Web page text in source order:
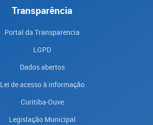
Transparência
Portal da Transparencia
LGPD
Dados abertos
Lei de acesso à informação
Curitiba-Ouve
Legislação Municipal